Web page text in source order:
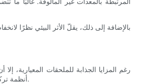
بالإضافة إلى ذلك، يقلّ الأثر البيئي نظرًا
رغم المزايا الجذابة للملحقات المعيارية،
أنظمة تركيب وواجهات هيدروليكية متفق عليها عالميًا، قد يواجه المشغلون صعوبات عند محاولة استخدام ملحقات من مصنعين مختلفين، مما يحد من مرونة أنظمة الأدوات المتعددة لديهم.